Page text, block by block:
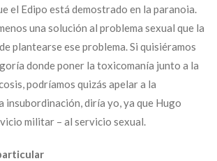
el Edipo está demostrado en la paranoia.
una solución al problema sexual que la
plantearse ese problema. Si quisiéramos
donde poner la toxicomanía junto a la
podríamos quizás apelar a la
insubordinación, diría yo, ya que Hugo
militar – al servicio sexual.